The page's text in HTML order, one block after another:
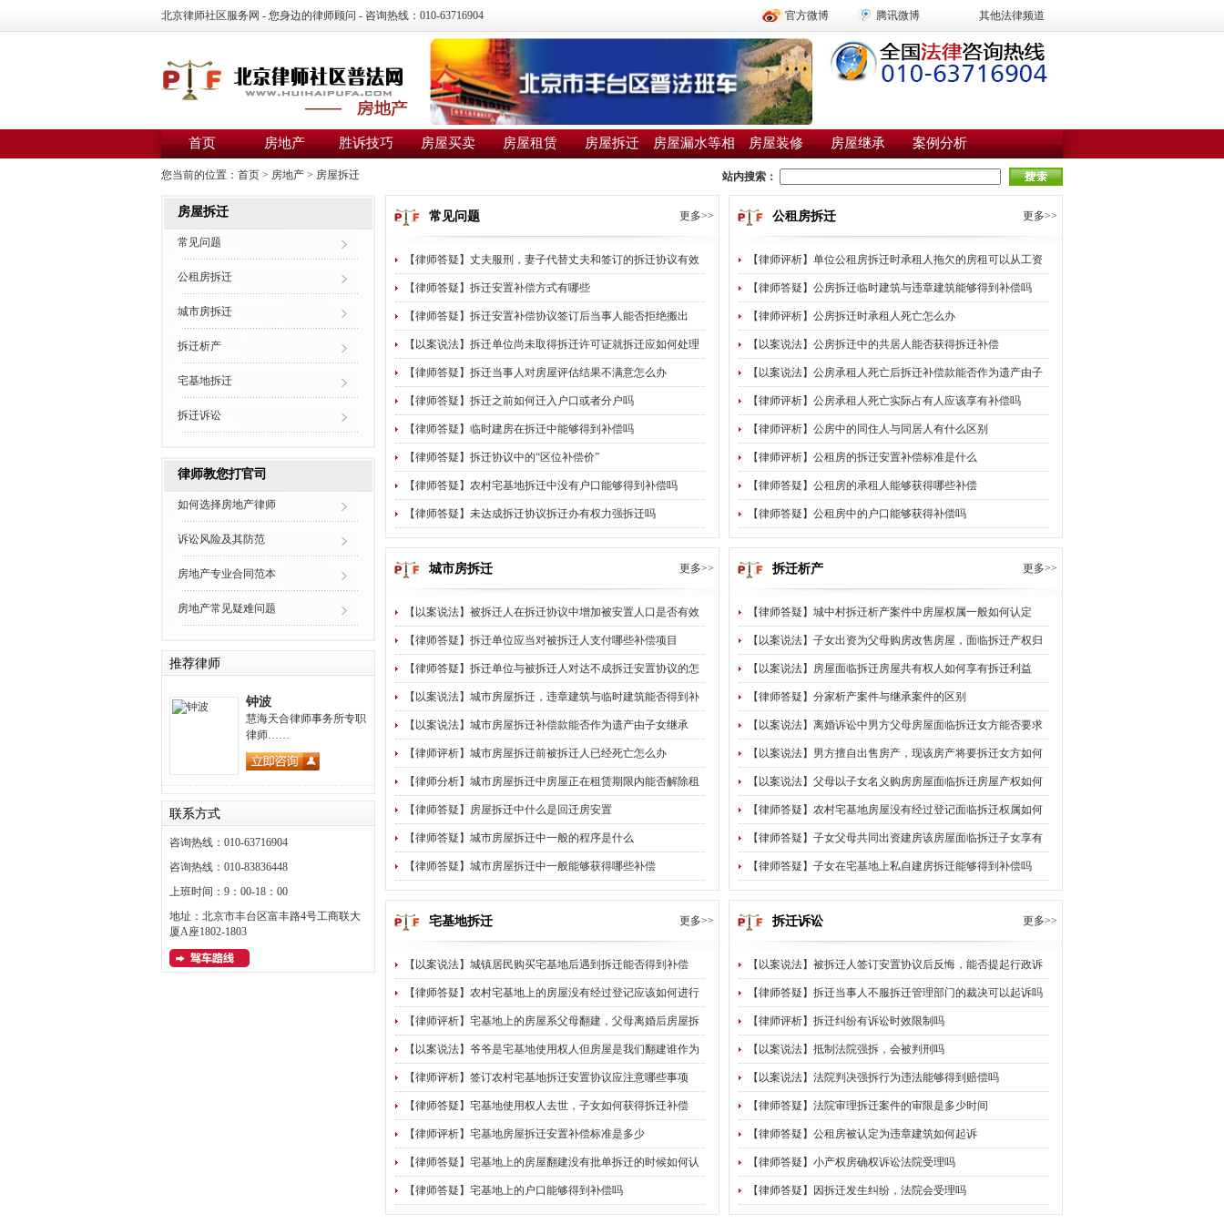
北京律师社区服务网 - 您身边的律师顾问 - 咨询热线：010-63716904 官方微博 腾讯微博 其他法律频道
首页 房地产 胜诉技巧 房屋买卖 房屋租赁 房屋拆迁 房屋漏水等相 房屋装修 房屋继承 案例分析
您当前的位置： 首页 > 房地产 > 房屋拆迁 站内搜索：
房屋拆迁
常见问题
公租房拆迁
城市房拆迁
拆迁析产
宅基地拆迁
拆迁诉讼
律师教您打官司
如何选择房地产律师
诉讼风险及其防范
房地产专业合同范本
房地产常见疑难问题
推荐律师
钟波
慧海天合律师事务所专职
律师……
联系方式
咨询热线：010-63716904
咨询热线：010-83836448
上班时间：9：00-18：00
地址：北京市丰台区富丰路4号工商联大
厦A座1802-1803
常见问题 更多>>
【律师答疑】丈夫服刑，妻子代替丈夫和签订的拆迁协议有效
【律师答疑】拆迁安置补偿方式有哪些
【律师答疑】拆迁安置补偿协议签订后当事人能否拒绝搬出
【以案说法】拆迁单位尚未取得拆迁许可证就拆迁应如何处理
【律师答疑】拆迁当事人对房屋评估结果不满意怎么办
【律师答疑】拆迁之前如何迁入户口或者分户吗
【律师答疑】临时建房在拆迁中能够得到补偿吗
【律师答疑】拆迁协议中的“区位补偿价”
【律师答疑】农村宅基地拆迁中没有户口能够得到补偿吗
【律师答疑】未达成拆迁协议拆迁办有权力强拆迁吗
公租房拆迁 更多>>
【律师评析】单位公租房拆迁时承租人拖欠的房租可以从工资
【律师答疑】公房拆迁临时建筑与违章建筑能够得到补偿吗
【律师评析】公房拆迁时承租人死亡怎么办
【以案说法】公房拆迁中的共居人能否获得拆迁补偿
【以案说法】公房承租人死亡后拆迁补偿款能否作为遗产由子
【律师评析】公房承租人死亡实际占有人应该享有补偿吗
【律师评析】公房中的同住人与同居人有什么区别
【律师评析】公租房的拆迁安置补偿标准是什么
【律师答疑】公租房的承租人能够获得哪些补偿
【律师答疑】公租房中的户口能够获得补偿吗
城市房拆迁 更多>>
【以案说法】被拆迁人在拆迁协议中增加被安置人口是否有效
【律师答疑】拆迁单位应当对被拆迁人支付哪些补偿项目
【律师答疑】拆迁单位与被拆迁人对达不成拆迁安置协议的怎
【以案说法】城市房屋拆迁，违章建筑与临时建筑能否得到补
【以案说法】城市房屋拆迁补偿款能否作为遗产由子女继承
【律师评析】城市房屋拆迁前被拆迁人已经死亡怎么办
【律师分析】城市房屋拆迁中房屋正在租赁期限内能否解除租
【律师答疑】房屋拆迁中什么是回迁房安置
【律师答疑】城市房屋拆迁中一般的程序是什么
【律师答疑】城市房屋拆迁中一般能够获得哪些补偿
拆迁析产 更多>>
【律师答疑】城中村拆迁析产案件中房屋权属一般如何认定
【以案说法】子女出资为父母购房改售房屋，面临拆迁产权归
【以案说法】房屋面临拆迁房屋共有权人如何享有拆迁利益
【律师答疑】分家析产案件与继承案件的区别
【以案说法】离婚诉讼中男方父母房屋面临拆迁女方能否要求
【以案说法】男方擅自出售房产，现该房产将要拆迁女方如何
【以案说法】父母以子女名义购房房屋面临拆迁房屋产权如何
【律师答疑】农村宅基地房屋没有经过登记面临拆迁权属如何
【律师答疑】子女父母共同出资建房该房屋面临拆迁子女享有
【律师答疑】子女在宅基地上私自建房拆迁能够得到补偿吗
宅基地拆迁 更多>>
【以案说法】城镇居民购买宅基地后遇到拆迁能否得到补偿
【律师答疑】农村宅基地上的房屋没有经过登记应该如何进行
【律师评析】宅基地上的房屋系父母翻建，父母离婚后房屋拆
【以案说法】爷爷是宅基地使用权人但房屋是我们翻建谁作为
【律师评析】签订农村宅基地拆迁安置协议应注意哪些事项
【律师答疑】宅基地使用权人去世，子女如何获得拆迁补偿
【律师评析】宅基地房屋拆迁安置补偿标准是多少
【律师答疑】宅基地上的房屋翻建没有批单拆迁的时候如何认
【律师答疑】宅基地上的户口能够得到补偿吗
拆迁诉讼 更多>>
【以案说法】被拆迁人签订安置协议后反悔，能否提起行政诉
【律师答疑】拆迁当事人不服拆迁管理部门的裁决可以起诉吗
【律师评析】拆迁纠纷有诉讼时效限制吗
【以案说法】抵制法院强拆，会被判刑吗
【以案说法】法院判决强拆行为违法能够得到赔偿吗
【律师答疑】法院审理拆迁案件的审限是多少时间
【律师答疑】公租房被认定为违章建筑如何起诉
【律师答疑】小产权房确权诉讼法院受理吗
【律师答疑】因拆迁发生纠纷，法院会受理吗